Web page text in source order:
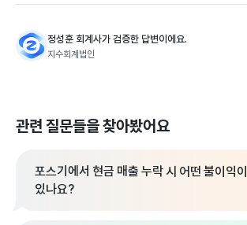
정성훈 회계사가 검증한 답변이에요.
지수회계법인
관련 질문들을 찾아봤어요
포스기에서 현금 매출 누락 시 어떤 불이익이
있나요?